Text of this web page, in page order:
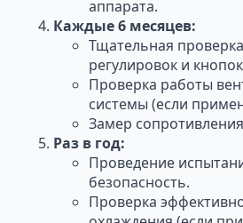
аппарата.
Каждые 6 месяцев:
Тщательная
регулировок и
Проверка работы
системы (если
Замер
Раз в год:
Проведение
безопасность.
Проверка